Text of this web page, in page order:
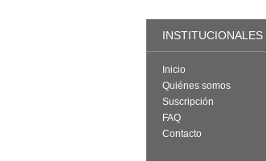
INSTITUCIONALES
Inicio
Quiénes somos
Suscripción
FAQ
Contacto